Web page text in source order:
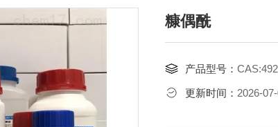
糠偶酰
产品型号：
更新时间： 2026-